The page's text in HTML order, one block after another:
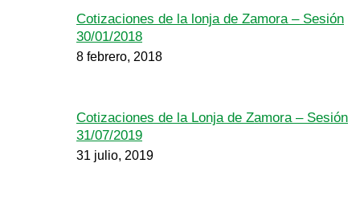
Cotizaciones de la lonja de Zamora – Sesión
30/01/2018
8 febrero, 2018
Cotizaciones de la Lonja de Zamora – Sesión
31/07/2019
31 julio, 2019